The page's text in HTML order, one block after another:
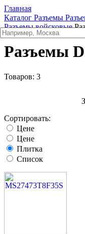
Главная
Каталог Разъeмы
Разъемы войсковые
Разъемы
Товаров: 3
Сортировать:
Цене
Цене
Плитка
Список